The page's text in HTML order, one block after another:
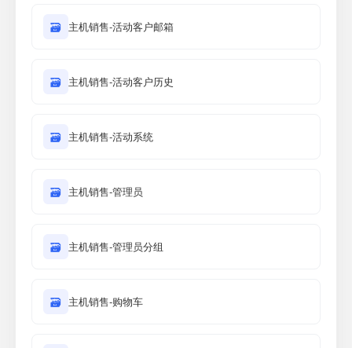
🗃 主机销售-活动客户邮箱
🗃 主机销售-活动客户历史
🗃 主机销售-活动系统
🗃 主机销售-管理员
🗃 主机销售-管理员分组
🗃 主机销售-购物车